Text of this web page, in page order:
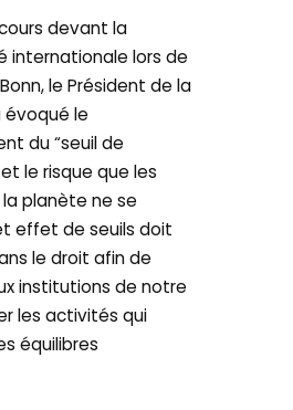
devant la
internationale lors de
le Président de la
évoqué le
du “seuil de
et le risque que les
planète ne se
effet de seuils doit
le droit afin de
institutions de notre
les activités qui
équilibres